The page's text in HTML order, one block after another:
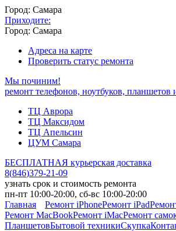
Город: Самара
Приходите:
Город: Самара
Адреса на карте
Проверить статус ремонта
Мы починим!
ремонт телефонов, ноутбуков, планшетов
ТЦ Аврора
ТЦ Максидом
ТЦ Апельсин
ЦУМ Самара
БЕСПЛАТНАЯ курьерская доставка
8(846)379-21-09
узнать срок и стоимость ремонта
пн-пт 10:00-20:00, сб-вс 10:00-20:00
Главная
Ремонт iPhoneРемонт iPad
Ремонт MacBookРемонт iMacРемонт
ПланшетовБытовой техникиСкупка